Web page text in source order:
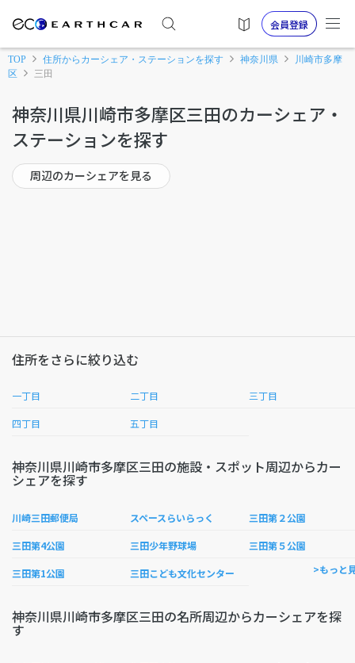
会員登録
TOP 住所からカーシェア・ステーションを探す 神奈川県
川崎市多摩
区
三田
神奈川県川崎市多摩区三田のカーシェア・
ステーションを探す
周辺のカーシェアを見る
住所をさらに絞り込む
一丁目 二丁目 三丁目
四丁目 五丁目
神奈川県川崎市多摩区三田の施設・スポット周辺からカー
シェアを探す
川崎三田郵便局 スペースらいらっく 三田第２公園
三田第4公園 三田少年野球場 三田第５公園
三田第1公園 三田こども文化センター >もっと
神奈川県川崎市多摩区三田の名所周辺からカーシェアを探
す